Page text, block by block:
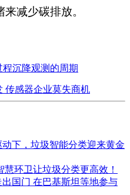
减少碳排放。
沉降观测的周期
传感器企业莫失商机
动下，垃圾智能分类迎来黄金
慧环卫让垃圾分类更高效！
出国门 在巴基斯坦等地参与